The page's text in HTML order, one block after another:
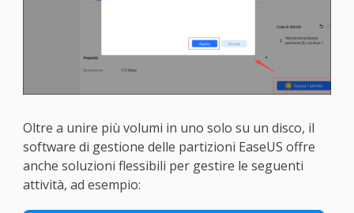
Oltre a unire più volumi in uno solo su un disco, il
software di gestione delle partizioni EaseUS offre
anche soluzioni flessibili per gestire le seguenti
attività, ad esempio: